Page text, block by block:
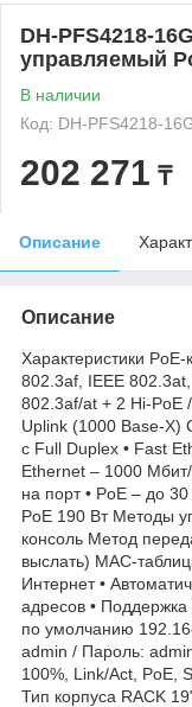
DH-PFS4218-
управляемый
В наличии
Код: DH-PFS4218-
202 271 ₸
Описание
Описание
Характеристики
802.3af, IEEE
802.3af/at + 2 Hi-PoE
Uplink (1000 Base-X)
с Full Duplex • Fast
Ethernet – 1000
на порт • PoE – до
PoE 190 Вт Методы
консоль Метод
выслать) MAC-
Интернет •
адресов •
по умолчанию
admin / Пароль:
100%, Link/Act, PoE,
Тип корпуса RACK